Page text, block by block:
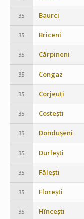
35 Baurci
35 Briceni
35 Cărpineni
35 Congaz
35 Corjeuți
35 Costești
35 Dondușeni
35 Durlești
35 Fălești
35 Florești
35 Hîncești